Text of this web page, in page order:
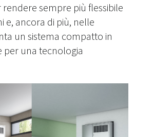
sempre più flessibile
e, ancora di più, nelle
un sistema compatto in
per una tecnologia